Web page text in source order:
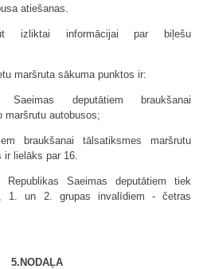
atiešanas.
izliktai informācijai par biļešu
maršruta sākuma punktos ir:
Saeimas deputātiem braukšanai
autobusos;
braukšanai tālsatiksmes maršrutu
ir lielāks par 16.
Saeimas deputātiem tiek
1. un 2. grupas invalīdiem - četras
5.NODAĻA